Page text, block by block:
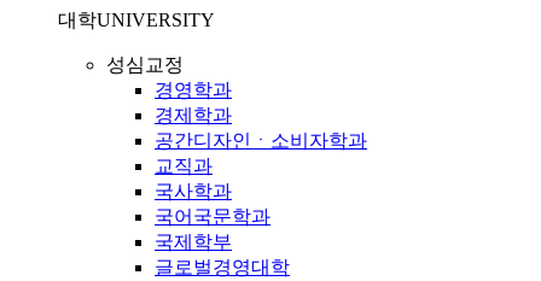
대학UNIVERSITY
성심교정
경영학과
경제학과
공간디자인ㆍ소비자학과
교직과
국사학과
국어국문학과
국제학부
글로벌경영대학